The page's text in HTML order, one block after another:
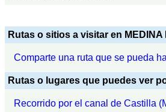
Rutas o sitios a visitar en MEDINA
Comparte una ruta que se pueda
Rutas o lugares que puedes ver
Recorrido por el canal de Castilla